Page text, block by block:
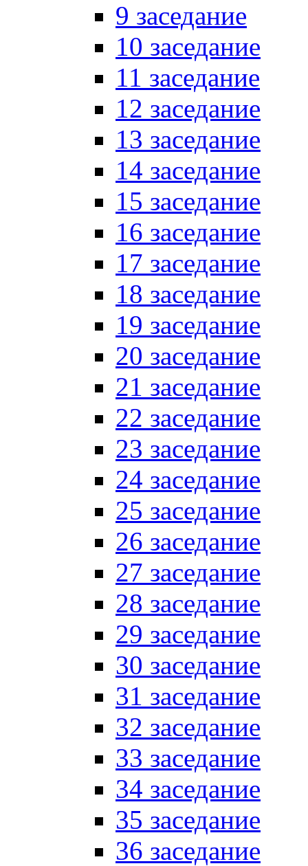
9 заседание
10 заседание
11 заседание
12 заседание
13 заседание
14 заседание
15 заседание
16 заседание
17 заседание
18 заседание
19 заседание
20 заседание
21 заседание
22 заседание
23 заседание
24 заседание
25 заседание
26 заседание
27 заседание
28 заседание
29 заседание
30 заседание
31 заседание
32 заседание
33 заседание
34 заседание
35 заседание
36 заседание